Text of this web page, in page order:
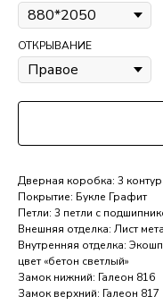
ОТКРЫВАНИЕ
Дверная коробка: 3
Покрытие: Букле Графит
Петли: 3 петли с
Внешняя отделка: Лист
Внутренняя отделка:
цвет «бетон светлый»
Замок нижний: Галеон 816
Замок верхний: Галеон 817